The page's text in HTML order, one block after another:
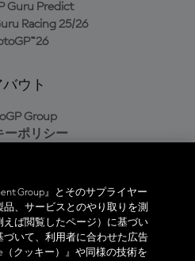
Guru Predict
Racing 25/26
バウト
Group
ーポリシー
ーポリシー
ポリシー
ャルアプリ
Group』とそのサプライヤー
、サービスとのやり取りを測
ば閲覧したページ）に基づい
いて、利用者に合わせた広告
クッキー）』や同様の技術を